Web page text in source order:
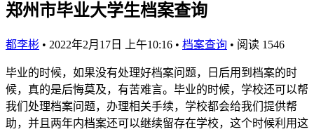
郑州市毕业大学生档案查询
都李彬 • 2022年2月17日 上午10:16 • 档案查询 • 阅读 1546
毕业的时候，如果没有处理好档案问题，日后用到档案的时
候，真的是后悔莫及，有苦难言。毕业的时候，学校还可以帮
我们处理档案问题，办理相关手续，学校都会给我们提供帮
助，并且两年内档案还可以继续留存在学校，这个时候利用这